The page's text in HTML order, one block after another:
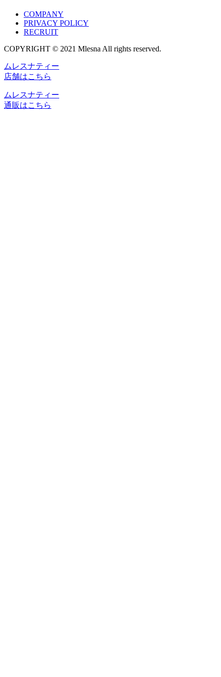
COMPANY
PRIVACY POLICY
RECRUIT
COPYRIGHT © 2021 Mlesna All rights reserved.
ムレスナティー
店舗はこちら
ムレスナティー
通販はこちら